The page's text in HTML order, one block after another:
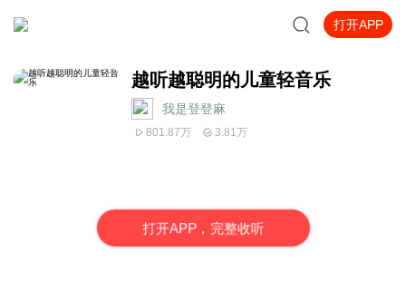
打开APP
越听越聪明的儿童轻音乐
我是登登麻
801.87万 3.81万
打开APP，完整收听